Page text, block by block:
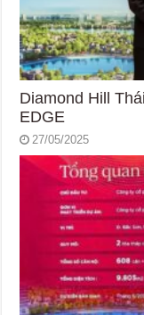
Diamond Hill
EDGE
27/05/2025